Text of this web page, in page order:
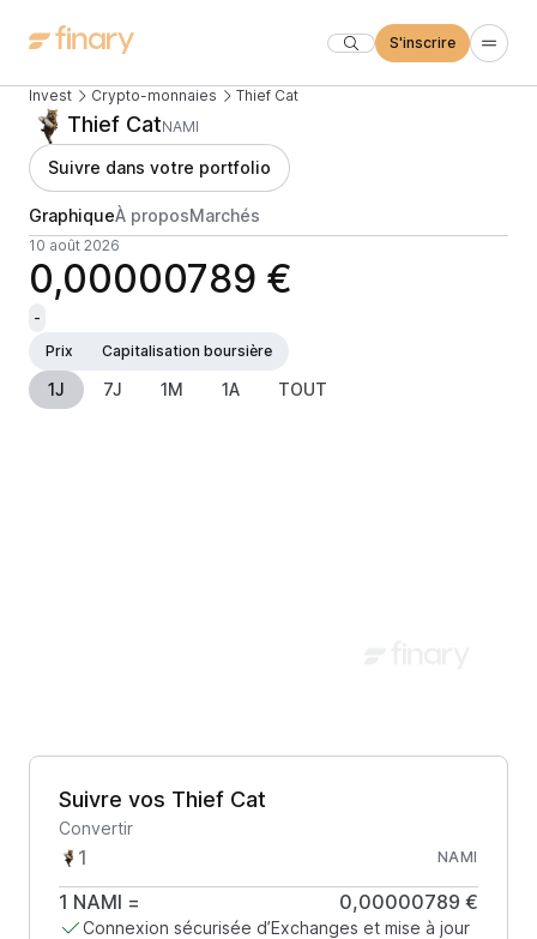
S'inscrire
Invest Crypto-monnaies Thief Cat
Thief CatNAMI
Suivre dans votre portfolio
GraphiqueÀ proposMarchés
10 août 2026
0,00000789 €
-
Prix
Capitalisation boursière
1J 7J 1M 1A TOUT
Suivre vos Thief Cat
Convertir
NAMI
1 NAMI = 0,00000789 €
Connexion sécurisée d’Exchanges et mise à jour